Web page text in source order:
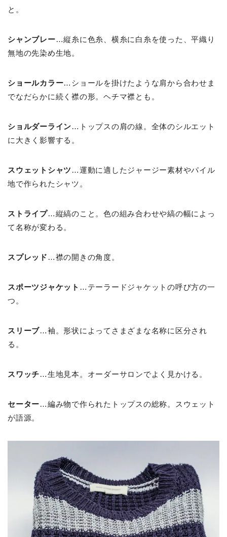
と。
シャンブレー…縦糸に色糸、横糸に白糸を使った、平織り
無地の先染め生地。
ショールカラー…ショールを掛けたような肩から合わせま
でなだらかに続く襟の形。ヘチマ襟とも。
ショルダーライン…トップスの肩の線。全体のシルエット
に大きく影響する。
スウェットシャツ …運動に適したジャージー素材やパイル
地で作られたシャツ。
ストライプ…縦縞のこと。色の組み合わせや縞の幅によっ
て名称が変わる。
スプレッド …襟の開きの角度。
スポーツジャケット …テーラードジャケットの呼び方の一
つ。
スリーブ…袖。形状によってさまざまな名称に区分され
る。
スワッチ…生地見本。オーダーサロンでよく見かける。
セーター…編み物で作られたトップスの総称。スウェット
が語源。